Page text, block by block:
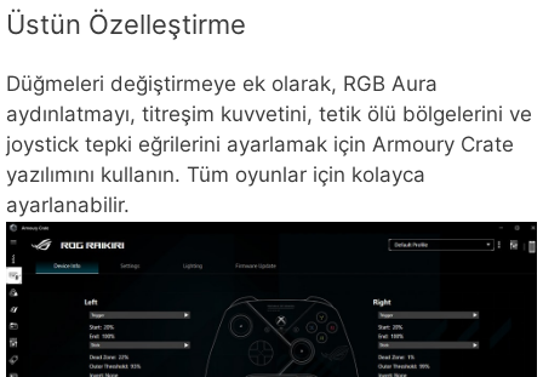
Üstün Özelleştirme
Düğmeleri değiştirmeye ek olarak, RGB Aura
aydınlatmayı, titreşim kuvvetini, tetik ölü bölgelerini ve
joystick tepki eğrilerini ayarlamak için Armoury Crate
yazılımını kullanın. Tüm oyunlar için kolayca
ayarlanabilir.